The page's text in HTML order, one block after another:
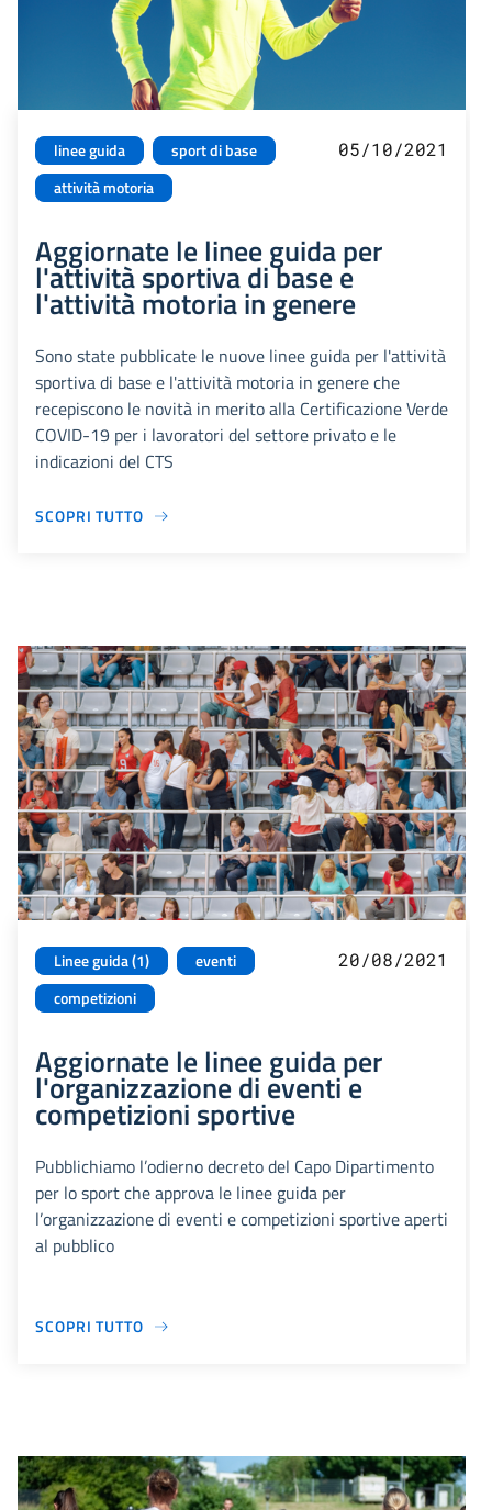
linee guida
sport di base
attività motoria
05/10/2021
Aggiornate le linee guida per
l'attività sportiva di base e
l'attività motoria in genere
Sono state pubblicate le nuove linee guida per l'attività
sportiva di base e l'attività motoria in genere che
recepiscono le novità in merito alla Certificazione Verde
COVID-19 per i lavoratori del settore privato e le
indicazioni del CTS
SCOPRI TUTTO
Linee guida (1)
eventi
competizioni
20/08/2021
Aggiornate le linee guida per
l'organizzazione di eventi e
competizioni sportive
Pubblichiamo l’odierno decreto del Capo Dipartimento
per lo sport che approva le linee guida per
l’organizzazione di eventi e competizioni sportive aperti
al pubblico
SCOPRI TUTTO